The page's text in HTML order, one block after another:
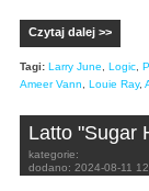
Czytaj dalej >>
Tagi: Larry June Logic
Ameer Vann
Louie Ray,
Latto "Sugar
kategorie:
dodano: 2024-08-11